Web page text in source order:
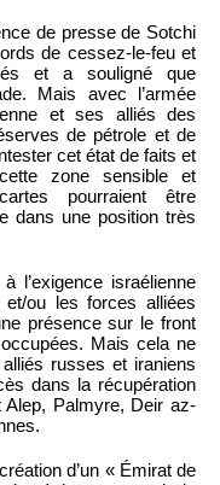
de presse de Sotchi
de cessez-le-feu et
et a souligné que
Mais avec l’armée
et ses alliés des
de pétrole et de
cet état de faits et
zone sensible et
pourraient être
dans une position très
l’exigence israélienne
et/ou les forces alliées
présence sur le front
Mais cela ne
russes et iraniens
dans la récupération
Alep, Palmyre, Deir az-
d’un « Émirat de